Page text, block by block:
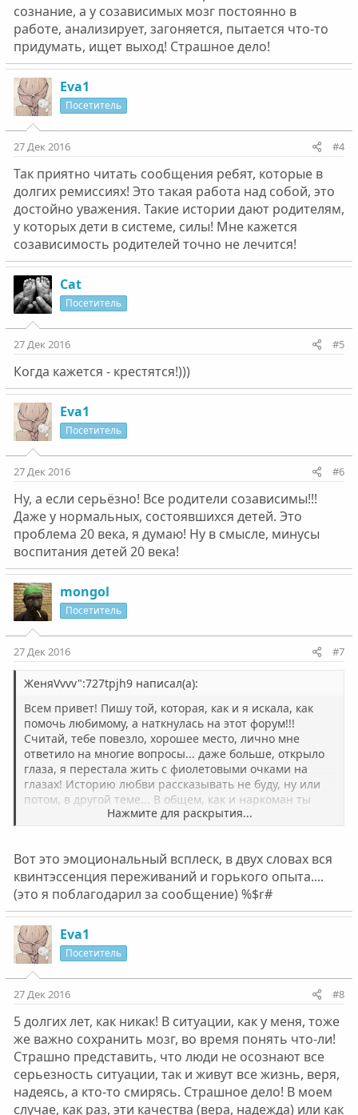
сознание, а у созависимых мозг постоянно в
работе, анализирует, загоняется, пытается что-то
придумать, ищет выход! Страшное дело!
Eva1
Посетитель
27 Дек 2016 #4
Так приятно читать сообщения ребят, которые в
долгих ремиссиях! Это такая работа над собой, это
достойно уважения. Такие истории дают родителям,
у которых дети в системе, силы! Мне кажется
созависимость родителей точно не лечится!
Cat
Посетитель
27 Дек 2016 #5
Когда кажется - крестятся!)))
Eva1
Посетитель
27 Дек 2016 #6
Ну, а если серьёзно! Все родители созависимы!!!
Даже у нормальных, состоявшихся детей. Это
проблема 20 века, я думаю! Ну в смысле, минусы
воспитания детей 20 века!
mongol
Посетитель
27 Дек 2016 #7
ЖеняVvvv":727tpjh9 написал(а):
Всем привет! Пишу той, которая, как и я искала, как
помочь любимому, а наткнулась на этот форум!!!
Считай, тебе повезло, хорошее место, лично мне
ответило на многие вопросы... даже больше, открыло
глаза, я перестала жить с фиолетовыми очками на
глазах! Историю любви рассказывать не буду, ну или
потом, в другой теме... В общем, как и наркоман ты
достигнешь своего дна, будешь морально истощена,
есть у каждого человека-время, ты поймёшь, что с тебя
хватит! Если ты ждёшь чувство благодарности, то ты
ошибаешься, превратишься в мерзкую тварь, которая
мешает употреблять! И если ты сама не сломаешься,
не начнёшь вместе с ним употреблять, пусть то
наркотик или алкаголь, то ты молодец! Я кстати
молодец!!! Сейчас ты думаешь это неземная любовь
между вами, что это именно судьба вас свела, что это
испытание, что это неземная сила вас соединяет, это
просто прогрессирует созависимость! Прогрессирует
помните, уйти-не поступок, поступок-не вернуться!!!
Мне очень обидно, когда пишут, вот что вы развесили
сопли, вам проще, собралась и ушла! Но увы,
созависимость сравнима с посталканольной
дипрессией или наркоманскими отходосами! Ни так
все просто!!!
Нажмите для раскрытия...
Вот это эмоциональный всплеск, в двух словах вся
квинтэссенция переживаний и горького опыта....
(это я поблагодарил за сообщение) %$r#
Eva1
Посетитель
27 Дек 2016 #8
5 долгих лет, как никак! В ситуации, как у меня, тоже
же важно сохранить мозг, во время понять что-ли!
Страшно представить, что люди не осознают все
серьезность ситуации, так и живут все жизнь, веря,
надеясь, а кто-то смирясь. Страшное дело! В моем
случае, как раз, эти качества (вера, надежда) или как